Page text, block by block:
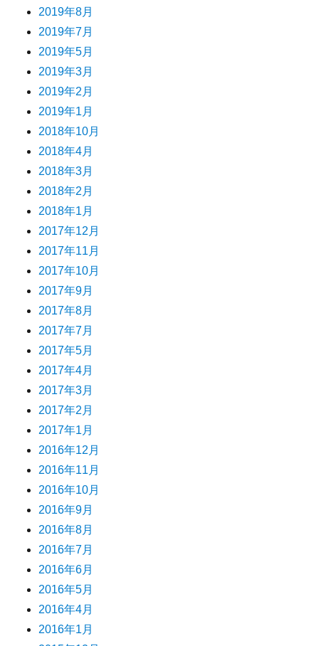
2019年8月
2019年7月
2019年5月
2019年3月
2019年2月
2019年1月
2018年10月
2018年4月
2018年3月
2018年2月
2018年1月
2017年12月
2017年11月
2017年10月
2017年9月
2017年8月
2017年7月
2017年5月
2017年4月
2017年3月
2017年2月
2017年1月
2016年12月
2016年11月
2016年10月
2016年9月
2016年8月
2016年7月
2016年6月
2016年5月
2016年4月
2016年1月